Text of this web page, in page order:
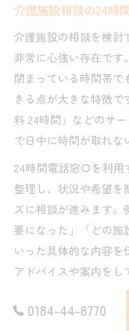
介護施設相談の24時
介護施設の相談を検討
非常に心強い存在です
閉まっている時間帯
きる点が大きな特徴
料 24時間」などのサ
で日中に時間が取れな
24時間電話窓口を利
整理し、状況や希望を
ズに相談が進みます
要になった」「どの施
いった具体的な内容
アドバイスや案内をし
報を気にせずに相談
0184-44-8770